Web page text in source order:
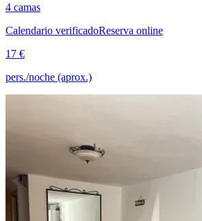
4 camas
Calendario verificadoReserva online
17 €
pers./noche (aprox.)